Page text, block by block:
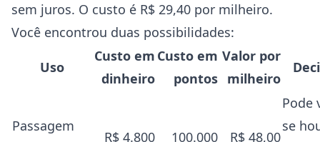
sem juros. O custo é R$ 29,40 por milheiro.
Você encontrou duas possibilidades:
Uso
Custo em
dinheiro
Custo em
pontos
Valor por
milheiro
Passagem
R$ 4.800 100.000 R$ 48,00
Pode
se